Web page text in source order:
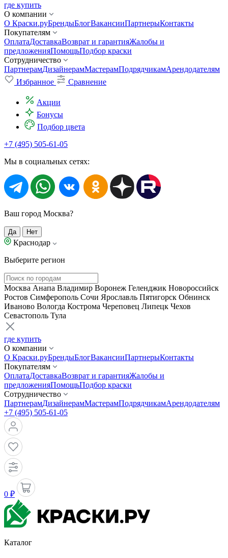
где купить
О компании
О Краски.руБрендыБлогВакансииПартнерыКонтакты
Покупателям
ОплатаДоставкаВозврат и гарантияЖалобы и
предложенияПомощьПодбор краски
Сотрудничество
ПартнерамДизайнерамМастерамПодрядчикамАрендодателям
Избранное
Сравнение
Акции
Бонусы
Подбор цвета
+7 (495) 505-61-05
Мы в социальных сетях:
Ваш город Москва?
Да Нет
Краснодар
Выберите регион
Москва Анапа Владимир Воронеж Геленджик Новороссийск
Ростов Симферополь Сочи Ярославль Пятигорск Обнинск
Иваново Вологда Кострома Череповец Липецк Чехов
Севастополь Тула
где купить
О компании
О Краски.руБрендыБлогВакансииПартнерыКонтакты
Покупателям
ОплатаДоставкаВозврат и гарантияЖалобы и
предложенияПомощьПодбор краски
Сотрудничество
ПартнерамДизайнерамМастерамПодрядчикамАрендодателям
+7 (495) 505-61-05
0 ₽
Каталог